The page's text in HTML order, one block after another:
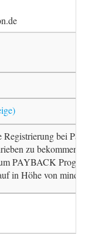
bei
zu bekommen,
PAYBACK
in Höhe von